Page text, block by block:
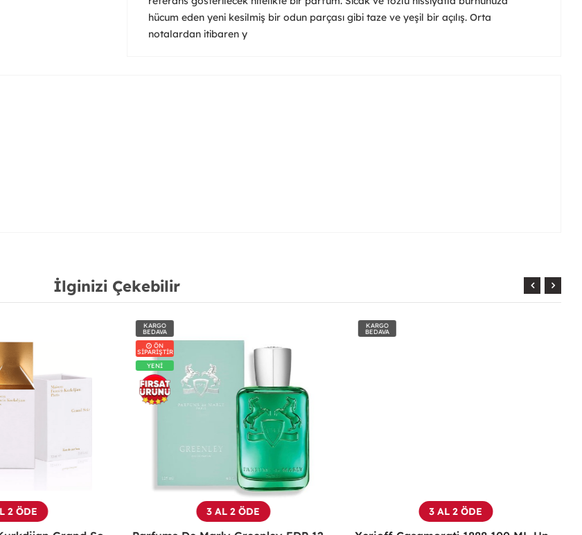
hücum eden yeni kesilmiş bir odun parçası gibi taze ve yeşil bir açılış. Orta
notalardan itibaren y
İlginizi Çekebilir
2 ÖDE
KARGO
BEDAVA
ÖN
SİPARİŞTİR
YENİ
3 AL 2 ÖDE
KARGO
BEDAVA
3 AL 2 ÖDE